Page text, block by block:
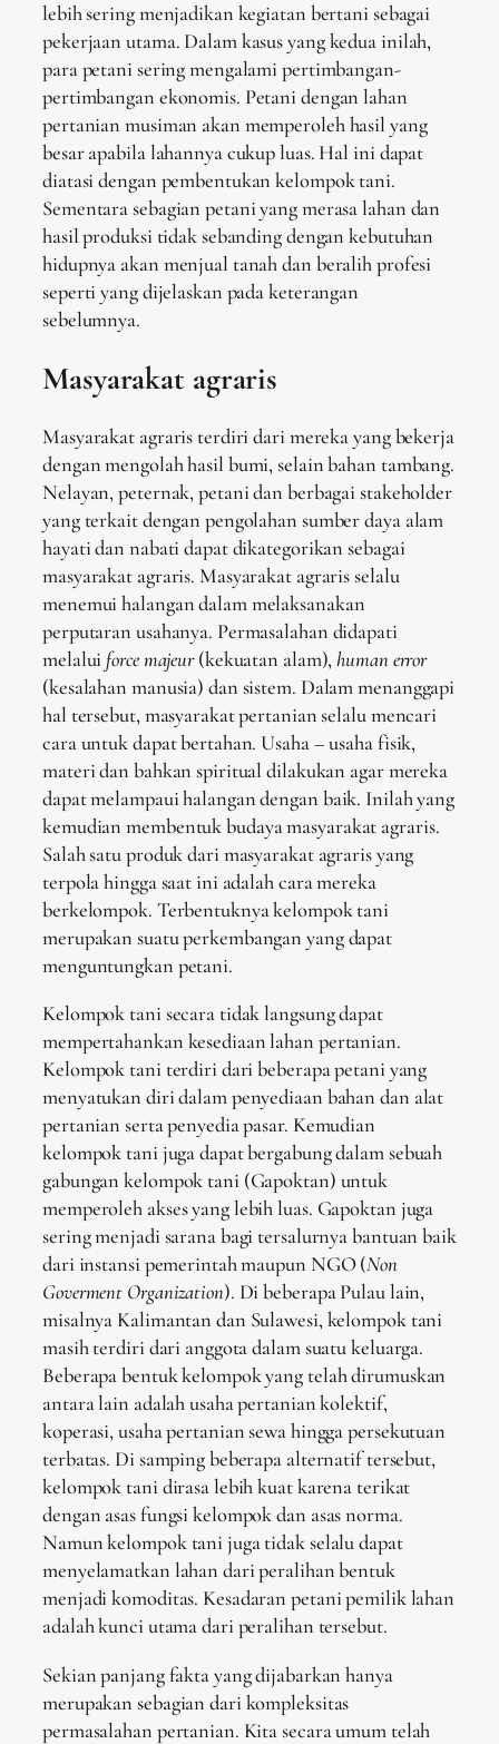
lebih sering menjadikan kegiatan bertani sebagai
pekerjaan utama. Dalam kasus yang kedua inilah,
para petani sering mengalami pertimbangan-
pertimbangan ekonomis. Petani dengan lahan
pertanian musiman akan memperoleh hasil yang
besar apabila lahannya cukup luas. Hal ini dapat
diatasi dengan pembentukan kelompok tani.
Sementara sebagian petani yang merasa lahan dan
hasil produksi tidak sebanding dengan kebutuhan
hidupnya akan menjual tanah dan beralih profesi
seperti yang dijelaskan pada keterangan
sebelumnya.
Masyarakat agraris
Masyarakat agraris terdiri dari mereka yang bekerja
dengan mengolah hasil bumi, selain bahan tambang.
Nelayan, peternak, petani dan berbagai stakeholder
yang terkait dengan pengolahan sumber daya alam
hayati dan nabati dapat dikategorikan sebagai
masyarakat agraris. Masyarakat agraris selalu
menemui halangan dalam melaksanakan
perputaran usahanya. Permasalahan didapati
melalui force majeur(kekuatan alam),human error
(kesalahan manusia) dan sistem. Dalam menanggapi
hal tersebut, masyarakat pertanian selalu mencari
cara untuk dapat bertahan. Usaha – usaha fisik,
materi dan bahkan spiritual dilakukan agar mereka
dapat melampaui halangan dengan baik. Inilah yang
kemudian membentuk budaya masyarakat agraris.
Salah satu produk dari masyarakat agraris yang
terpola hingga saat ini adalah cara mereka
berkelompok. Terbentuknya kelompok tani
merupakan suatu perkembangan yang dapat
menguntungkan petani.
Kelompok tani secara tidak langsung dapat
mempertahankan kesediaan lahan pertanian.
Kelompok tani terdiri dari beberapa petani yang
menyatukan diri dalam penyediaan bahan dan alat
pertanian serta penyedia pasar. Kemudian
kelompok tani juga dapat bergabung dalam sebuah
gabungan kelompok tani (Gapoktan) untuk
memperoleh akses yang lebih luas. Gapoktan juga
sering menjadi sarana bagi tersalurnya bantuan baik
dari instansi pemerintah maupun NGO (Non
Goverment Organization). Di beberapa Pulau lain,
misalnya Kalimantan dan Sulawesi, kelompok tani
masih terdiri dari anggota dalam suatu keluarga.
Beberapa bentuk kelompok yang telah dirumuskan
antara lain adalah usaha pertanian kolektif,
koperasi, usaha pertanian sewa hingga persekutuan
terbatas. Di samping beberapa alternatif tersebut,
kelompok tani dirasa lebih kuat karena terikat
dengan asas fungsi kelompok dan asas norma.
Namun kelompok tani juga tidak selalu dapat
menyelamatkan lahan dari peralihan bentuk
menjadi komoditas. Kesadaran petani pemilik lahan
adalah kunci utama dari peralihan tersebut.
Sekian panjang fakta yang dijabarkan hanya
merupakan sebagian dari kompleksitas
permasalahan pertanian. Kita secara umum telah